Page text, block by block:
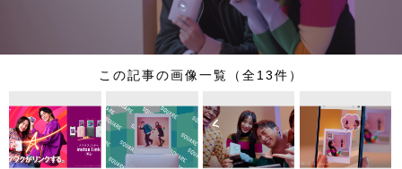
この記事の画像一覧（全13件）